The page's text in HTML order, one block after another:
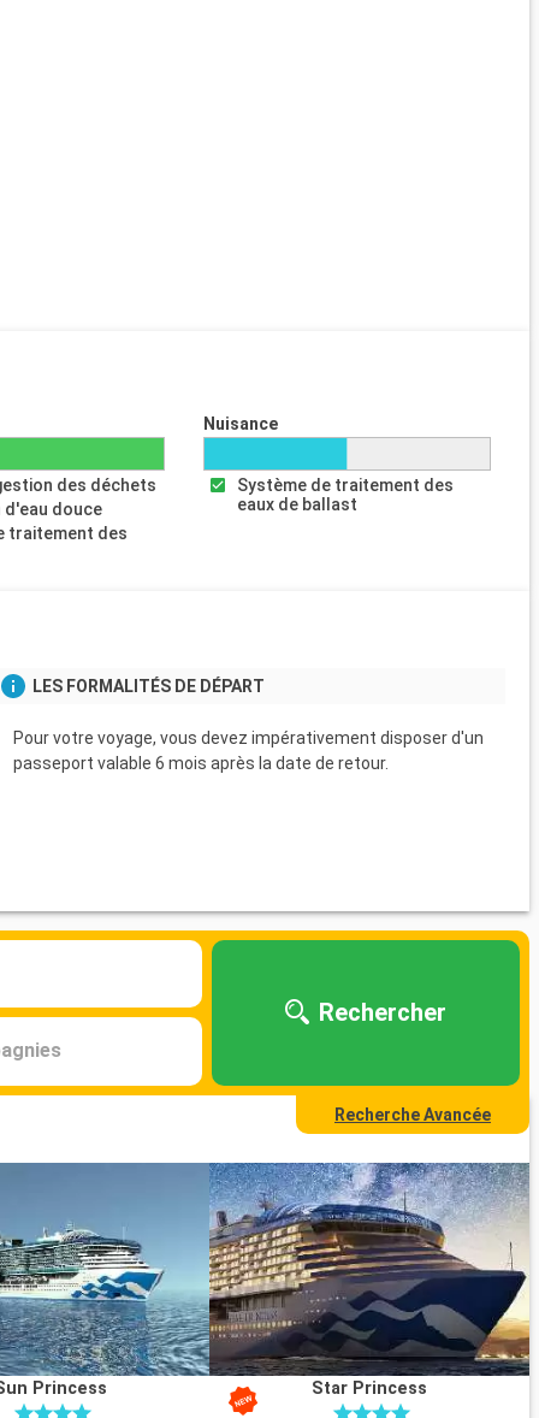
des déchets
douce
traitement des
Nuisance
Système de traitement des
eaux de ballast
LES FORMALITÉS DE DÉPART
Pour votre voyage, vous devez impérativement disposer d'un
passeport valable 6 mois après la date de retour.
Rechercher
Recherche Avancée
Princess Star Princess